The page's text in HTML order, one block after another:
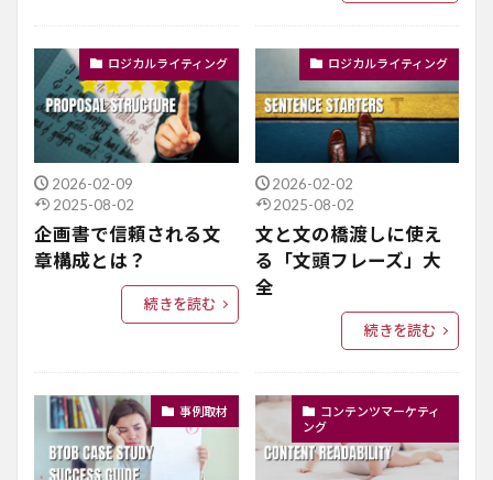
ロジカルライティング
2026-02-09
2025-08-02
企画書で信頼される文
章構成とは？
続きを読む
ロジカルライティング
2026-02-02
2025-08-02
文と文の橋渡しに使え
る「文頭フレーズ」大
全
続きを読む
事例取材
コンテンツマーケティ
ング